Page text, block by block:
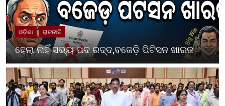
ଓଡ଼ିଶା ରାଜନୀତି
ହେଲା ନାହିଁ ସଭ୍ୟ ପଦ ରଦ୍ଦ,ବଜେଡ଼ି ପିଟିସନ ଖାରଜ